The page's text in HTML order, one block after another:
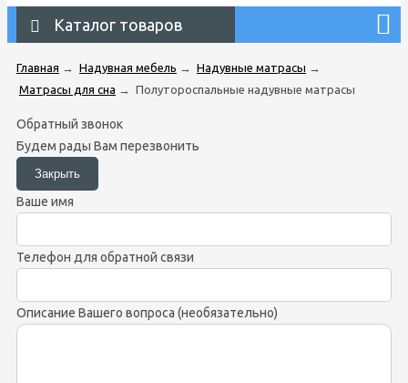
Каталог товаров
Главная → Надувная мебель → Надувные матрасы →
Матрасы для сна → Полутороспальные надувные матрасы
Обратный звонок
Будем рады Вам перезвонить
Ваше имя
Телефон для обратной связи
Описание Вашего вопроса (необязательно)